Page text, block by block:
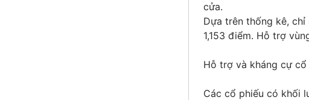
cửa.
Dựa trên thống kê,
1,153 điểm. Hỗ trợ
Hỗ trợ và kháng cự
Các cổ phiếu có khối